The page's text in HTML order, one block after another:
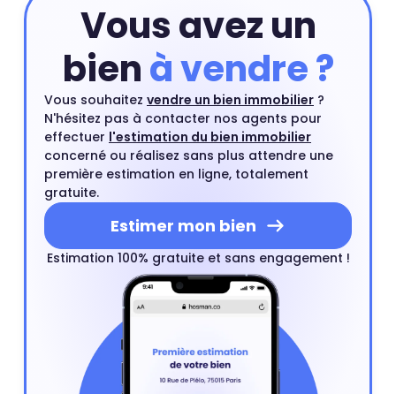
Vous avez un
bienà vendre ?
Vous souhaitez vendre un bien immobilier ?
N'hésitez pas à contacter nos agents pour
effectuer l'estimation du bien immobilier
concerné ou réalisez sans plus attendre une
première estimation en ligne, totalement
gratuite.
Estimer mon bien
Estimation 100% gratuite et sans engagement !